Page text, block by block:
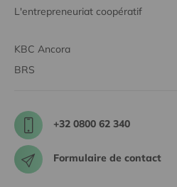
L'entrepreneuriat coopératif
KBC Ancora
BRS
+32 0800 62 340
Formulaire de contact